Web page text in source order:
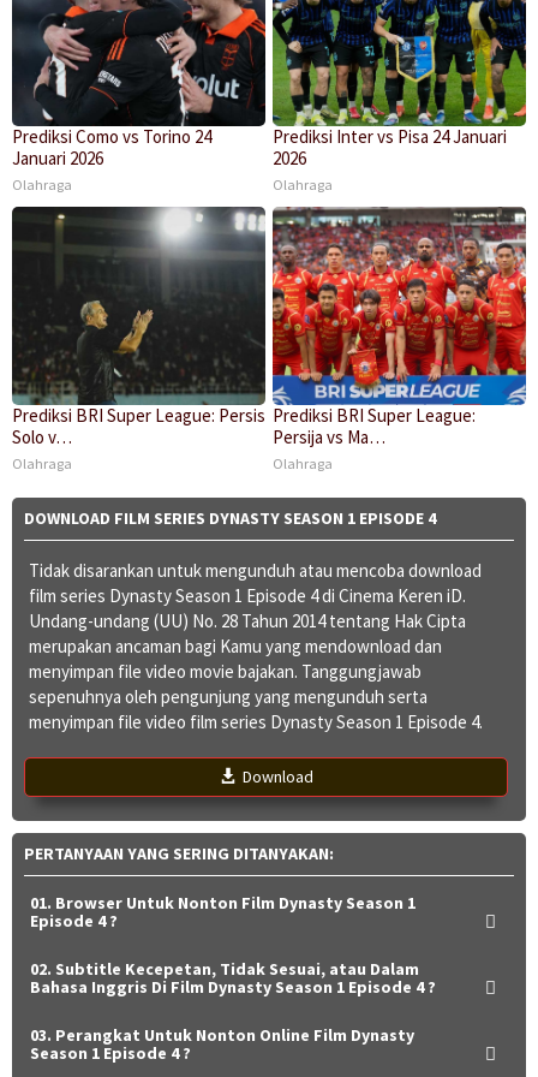
Prediksi Como vs Torino 24
Januari 2026
Olahraga
Prediksi Inter vs Pisa 24 Januari
2026
Olahraga
Prediksi BRI Super League: Persis
Solo v…
Olahraga
Prediksi BRI Super League:
Persija vs Ma…
Olahraga
DOWNLOAD FILM SERIES DYNASTY SEASON 1 EPISODE 4
Tidak disarankan untuk mengunduh atau mencoba download
film series Dynasty Season 1 Episode 4 di Cinema Keren iD.
Undang-undang (UU) No. 28 Tahun 2014 tentang Hak Cipta
merupakan ancaman bagi Kamu yang mendownload dan
menyimpan file video movie bajakan. Tanggungjawab
sepenuhnya oleh pengunjung yang mengunduh serta
menyimpan file video film series Dynasty Season 1 Episode 4.
Download
PERTANYAAN YANG SERING DITANYAKAN:
01. Browser Untuk Nonton Film Dynasty Season 1
Episode 4 ?
02. Subtitle Kecepetan, Tidak Sesuai, atau Dalam
Bahasa Inggris Di Film Dynasty Season 1 Episode 4 ?
03. Perangkat Untuk Nonton Online Film Dynasty
Season 1 Episode 4 ?